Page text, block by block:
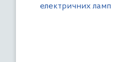
електричних ламп